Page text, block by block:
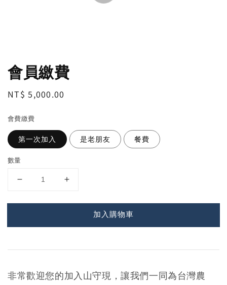
會員繳費
Regular
NT$ 5,000.00
會費繳費
第一次加入 是老朋友 餐費
數量
加入購物車
非常歡迎您的加入山守現，讓我們一同為台灣農